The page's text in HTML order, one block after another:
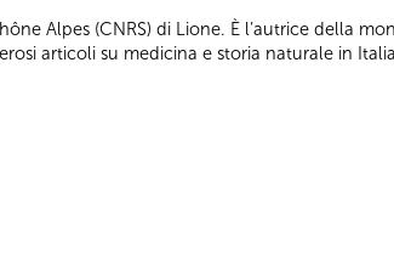
Alpes (CNRS) di Lione. È l’autrice della
articoli su medicina e storia naturale in